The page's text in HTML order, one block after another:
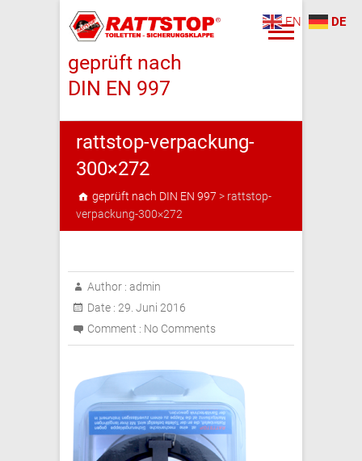
geprüft nach
DIN EN 997
rattstop-verpackung-
300×272
geprüft nach DIN EN 997 > rattstop-
verpackung-300×272
Author : admin
Date : 29. Juni 2016
Comment : No Comments
EN DE